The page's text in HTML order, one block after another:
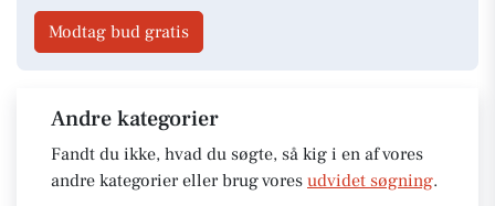
Modtag bud gratis
Andre kategorier
Fandt du ikke, hvad du søgte, så kig i en af vores
andre kategorier eller brug vores udvidet søgning.